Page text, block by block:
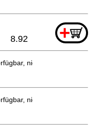
+
8.92
nicht bestellbar
nicht bestellbar